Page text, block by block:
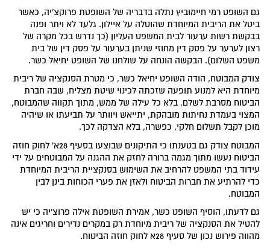
גם השופט רמי חיימוביץ נתלה בדבריה של השופטת פרוקצ'יה, כאשר
ביטל את הריבית המיוחדת שהוטלה על איילון. גלעד לא ויתר ופנה
בבקשת רשות ערעור לבית המשפט העליון (כך נדרש בכל מקרה של
רצון לערער על פסק דין מחוזי שניתן בערעור על פסק דין של בית
משפט השלום). הבקשה הונחה על שולחנו של השופט יחיאל כשר.
צודק המבוטח, הודה השופט יחיאל כשר, כי מטרת הסנקציה של ריבית
מיוחדת היא למנוע תופעה שזכתה לכינוי שיטת מצליח, שבה חברת
הביטוח מסרבת לשלם, בלא כל עילה של ממש, מתוך תקווה שהמבוטח,
המצוי בעמדת נחיתות מובהקת, יתייאש ויוותר על תביעתו או שיהיה
מוכן לקבל תשלום חלקי, כפשרה, בלא הצדקה לכך.
המבוטח צודק גם בטענתו כי התיקונים שבוצעו בסעיף 28א' לחוק חוזה
הביטוח נעשו מתוך מגמה ברורה לחזק את ההגנה על המבוטחים על ידי
עידוד בתי המשפט להרחיב את השימוש בסנקציית הריבית המיוחדת
כדי להרתיע את חברות הביטוח ולאזן את פערי הכוחות בינן לבין
המבוטח.
גם לדעתו, הוסיף השופט כשר, אמירת השופטת אילה פרוצ'יה כי יש
להטיל את הסנקציה של ריבית מיוחדת רק במקרים נדירים וחריגים אינה
מהווה פירוש נכון של סעיף 28א לחוק חוזה הביטוח.